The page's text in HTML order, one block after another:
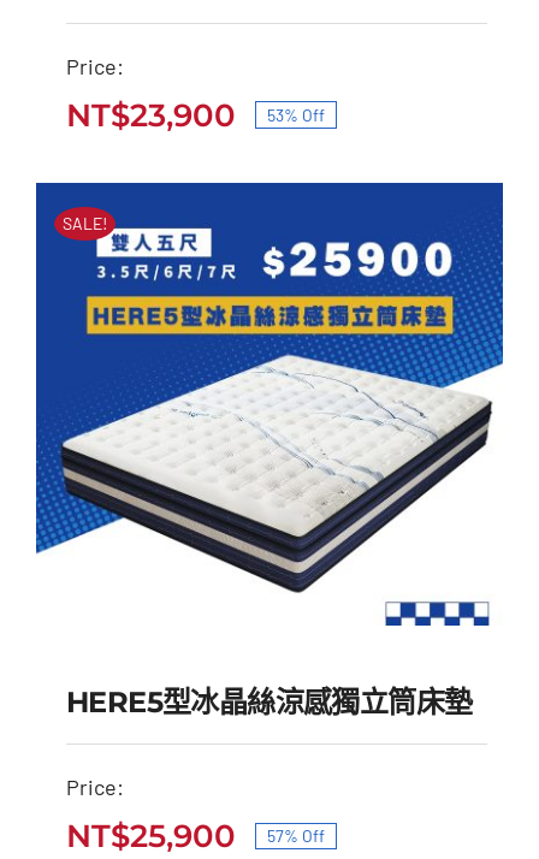
HERE3型超導石墨烯獨
價
格：
NT$51,000。
價
格：
NT$23,900。
Price:
原
始
格：
NT$51,000。
NT$23,900
目
前
格：
NT$23,900。
53% Off
SALE!
HERE5型冰晶絲涼感獨
HERE5型冰晶絲涼感獨立筒床墊
Price:
NT$25,900 57% Off